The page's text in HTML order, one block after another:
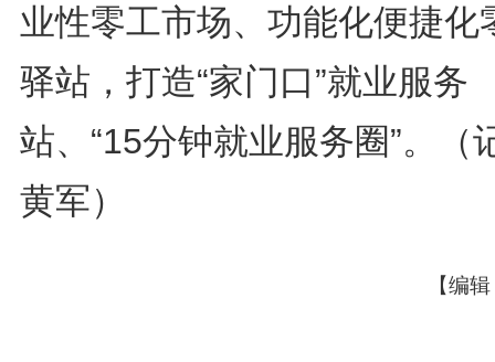
业性零工市场、功能化便捷化
驿站，打造“家门口”就业服务
站、“15分钟就业服务圈”。（
黄军）
【编